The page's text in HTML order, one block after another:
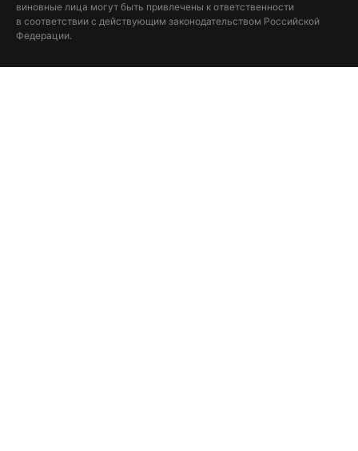
виновные лица могут быть привлечены к ответственности
в соответствии с действующим законодательством Российской
Федерации.